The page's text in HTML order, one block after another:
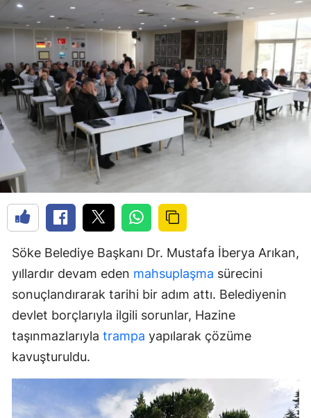
Söke Belediye Başkanı Dr. Mustafa İberya Arıkan,
yıllardır devam eden mahsuplaşma sürecini
sonuçlandırarak tarihi bir adım attı. Belediyenin
devlet borçlarıyla ilgili sorunlar, Hazine
taşınmazlarıyla trampa yapılarak çözüme
kavuşturuldu.